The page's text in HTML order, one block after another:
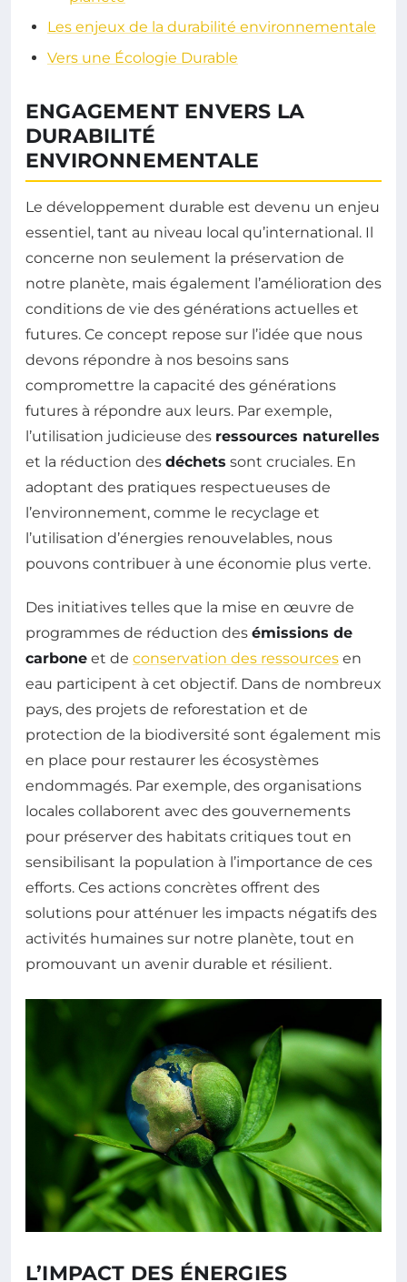
Les enjeux de la durabilité environnementale
Vers une Écologie Durable
ENGAGEMENT ENVERS LA
DURABILITÉ
ENVIRONNEMENTALE
Le développement durable est devenu un enjeu
essentiel, tant au niveau local qu’international. Il
concerne non seulement la préservation de
notre planète, mais également l’amélioration des
conditions de vie des générations actuelles et
futures. Ce concept repose sur l’idée que nous
devons répondre à nos besoins sans
compromettre la capacité des générations
futures à répondre aux leurs. Par exemple,
l’utilisation judicieuse des ressources naturelles
et la réduction des déchets sont cruciales. En
adoptant des pratiques respectueuses de
l’environnement, comme le recyclage et
l’utilisation d’énergies renouvelables, nous
pouvons contribuer à une économie plus verte.
Des initiatives telles que la mise en œuvre de
programmes de réduction des émissions de
carbone et de conservation des ressources en
eau participent à cet objectif. Dans de nombreux
pays, des projets de reforestation et de
protection de la biodiversité sont également mis
en place pour restaurer les écosystèmes
endommagés. Par exemple, des organisations
locales collaborent avec des gouvernements
pour préserver des habitats critiques tout en
sensibilisant la population à l’importance de ces
efforts. Ces actions concrètes offrent des
solutions pour atténuer les impacts négatifs des
activités humaines sur notre planète, tout en
promouvant un avenir durable et résilient.
L’IMPACT DES ÉNERGIES